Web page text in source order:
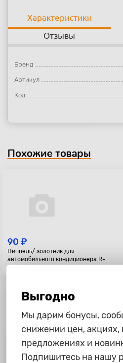
Характеристики
Отзывы
Бренд
Артикул
Код
Похожие товары
90 ₽
Ниппель/ золотник для
автомобильного кондиционера R-
134 стандартный 5,6мм
Полезная информация
Выгодно
Мы дарим бонусы,
снижении цен, акциях,
предложениях и
Подпишитесь на нашу